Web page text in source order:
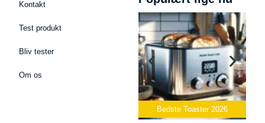
Kontakt
Test produkt
Bliv tester
Om os
Bedste Elkedel 2026